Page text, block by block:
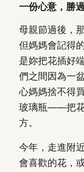
一份心意，勝
母親節過後，
但媽媽會記得
是妳把花插好
們之間因為一
心媽媽捨不得
玻璃瓶——把花
方。
今年，走進附
會喜歡的花，